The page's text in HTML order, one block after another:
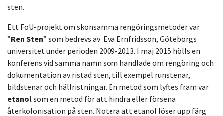
sten.
Ett FoU-projekt om skonsamma rengöringsmetoder var
”Ren Sten” som bedrevs av Eva Ernfridsson, Göteborgs
universitet under perioden 2009-2013. I maj 2015 hölls en
konferens vid samma namn som handlade om rengöring och
dokumentation av ristad sten, till exempel runstenar,
bildstenar och hällristningar. En metod som lyftes fram var
etanolsom en metod för att hindra eller försena
återkolonisation på sten. Notera att etanol löser upp färg